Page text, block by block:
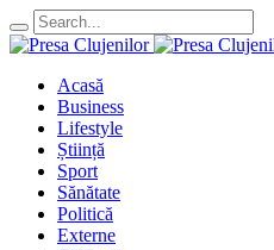
Acasă
Business
Lifestyle
Știință
Sport
Sănătate
Politică
Externe